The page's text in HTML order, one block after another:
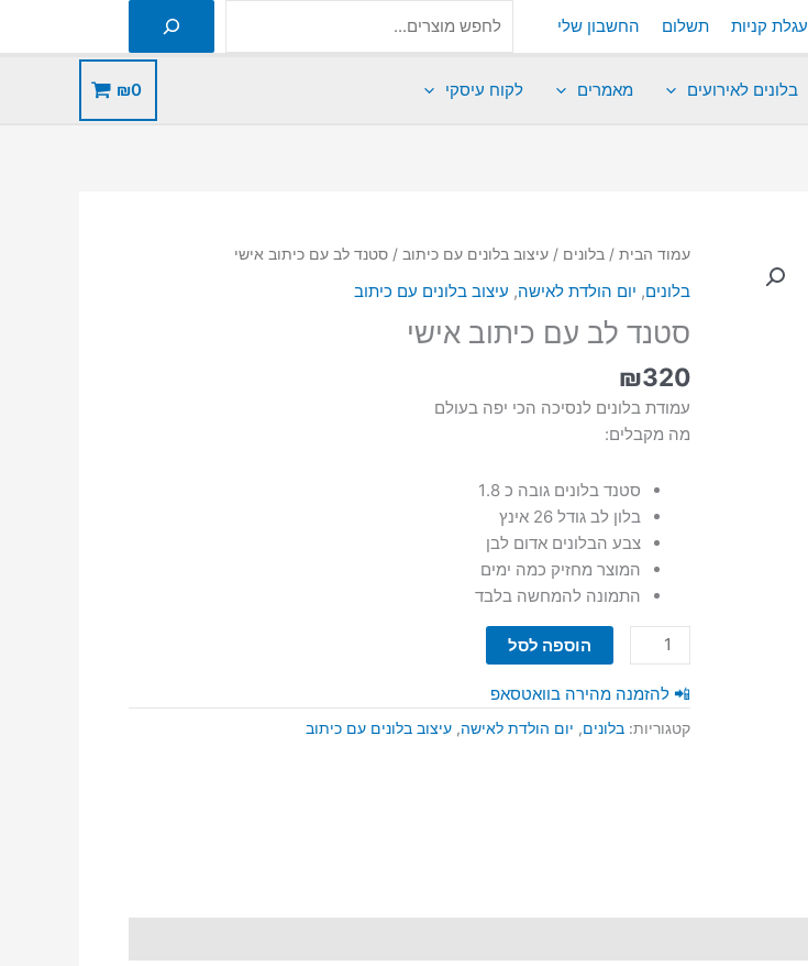
עגלת קניות תשלום החשבון שלי
בלונים לאירועים מאמרים לקוח עיסקי ₪0
עמוד הבית / בלונים /עיצוב בלונים עם כיתוב / סטנד לב עם כיתוב אישי
בלונים, יום הולדת לאישה, עיצוב בלונים עם כיתוב
סטנד לב עם כיתוב אישי
₪320
עמודת בלונים לנסיכה הכי יפה בעולם
מה מקבלים:
סטנד בלונים גובה כ 1.8
בלון לב גודל 26 אינץ
צבע הבלונים אדום לבן
המוצר מחזיק כמה ימים
התמונה להמחשה בלבד
כמות
של
סטנד
עם
הוספה לסל
📲 להזמנה מהירה בוואטסאפ
קטגוריות:בלונים, יום הולדת לאישה,עיצוב בלונים עם כיתוב